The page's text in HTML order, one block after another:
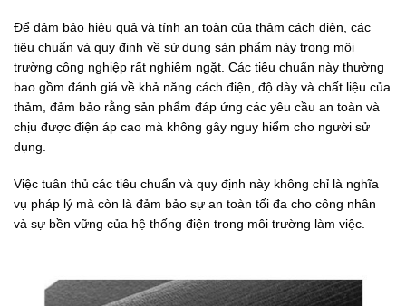
Để đảm bảo hiệu quả và tính an toàn của thảm cách điện, các
tiêu chuẩn và quy định về sử dụng sản phẩm này trong môi
trường công nghiệp rất nghiêm ngặt. Các tiêu chuẩn này thường
bao gồm đánh giá về khả năng cách điện, độ dày và chất liệu của
thảm, đảm bảo rằng sản phẩm đáp ứng các yêu cầu an toàn và
chịu được điện áp cao mà không gây nguy hiểm cho người sử
dụng.
Việc tuân thủ các tiêu chuẩn và quy định này không chỉ là nghĩa
vụ pháp lý mà còn là đảm bảo sự an toàn tối đa cho công nhân
và sự bền vững của hệ thống điện trong môi trường làm việc.